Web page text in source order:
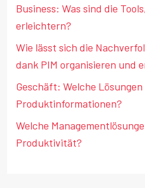
Business: Was sind die
erleichtern?
Wie lässt sich die
dank PIM organisieren und
Geschäft: Welche
Produktinformationen?
Welche
Produktivität?